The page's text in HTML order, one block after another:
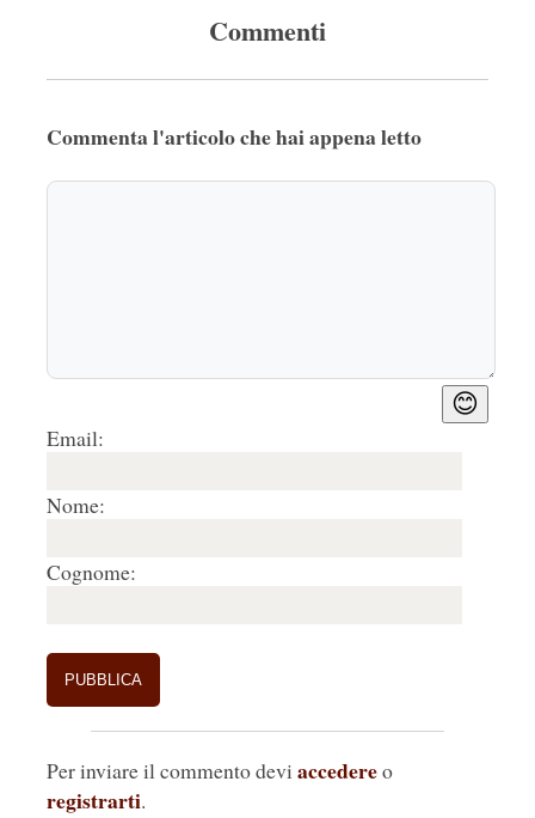
Commenti
Commenta l'articolo che hai appena letto
😊
Email:
Nome:
Cognome:
Per inviare il commento devi accedereo
registrarti.